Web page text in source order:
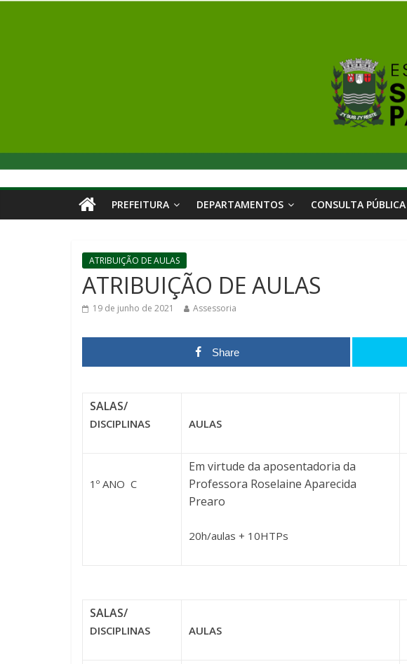
PREFEITURA DEPARTAMENTOS CONSULTA PÚBLICA
ATRIBUIÇÃO DE AULAS
ATRIBUIÇÃO DE AULAS
19 de junho de 2021 Assessoria
Share
SALAS/
DISCIPLINAS AULAS
1º ANO C
Em virtude da aposentadoria da
Professora Roselaine Aparecida
Prearo
20h/aulas + 10HTPs
SALAS/
DISCIPLINAS AULAS